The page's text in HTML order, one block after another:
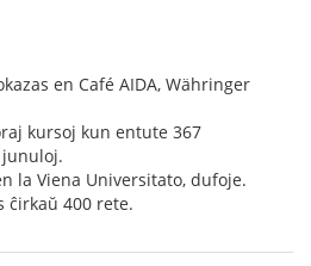
en Café AIDA, Währinger
kursoj kun entute 367
la Viena Universitato, dufoje.
ĉirkaŭ 400 rete.